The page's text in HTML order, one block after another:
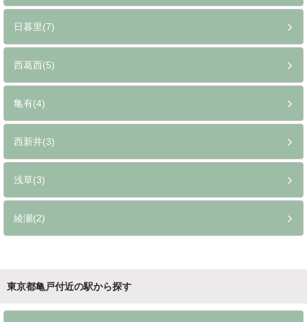
日暮里(7)
西葛西(5)
亀有(4)
西新井(3)
浅草(3)
綾瀬(2)
東京都亀戸付近の駅から探す